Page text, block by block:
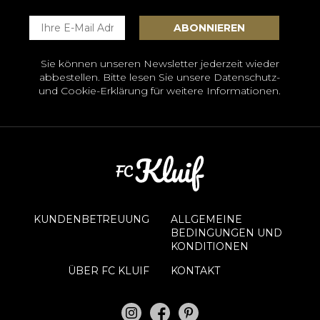
Sie können unseren Newsletter jederzeit wieder
abbestellen. Bitte lesen Sie unsere Datenschutz-
und Cookie-Erklärung für weitere Informationen.
KUNDENBETREUUNG
ALLGEMEINE
BEDINGUNGEN UND
KONDITIONEN
ÜBER FC KLUIF
KONTAKT